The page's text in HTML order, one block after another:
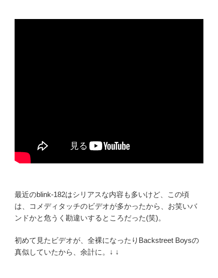
最近のblink-182はシリアスな内容も多いけど、この頃
は、コメディタッチのビデオが多かったから、お笑いバ
ンドかと危うく勘違いするところだった(笑)。
初めて見たビデオが、全裸になったりBackstreet Boysの
真似していたから、余計に。↓ ↓